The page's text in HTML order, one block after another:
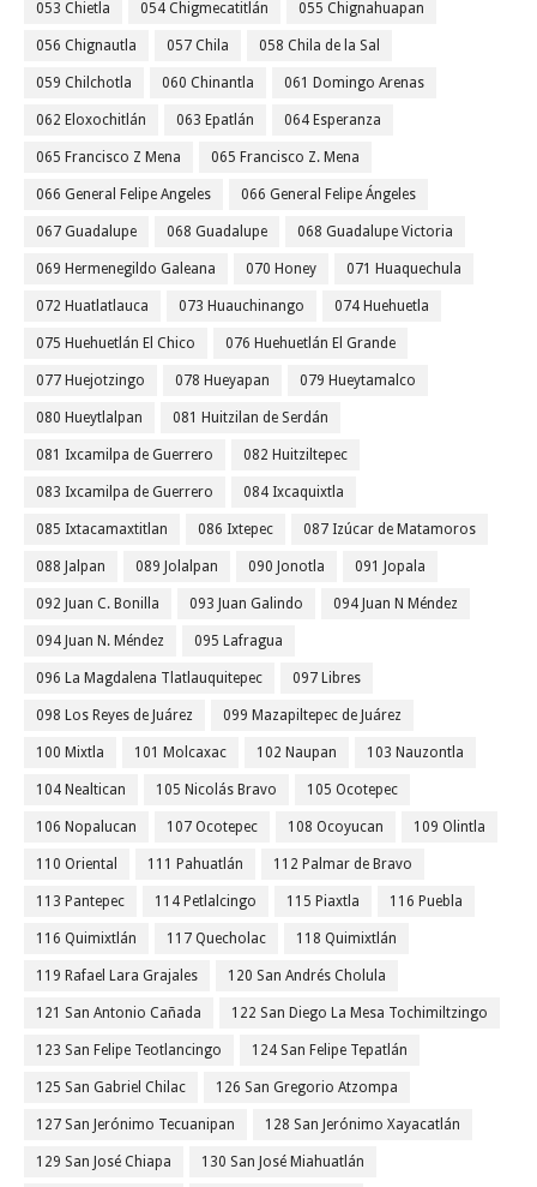
053 Chietla 054 Chigmecatitlán 055 Chignahuapan
056 Chignautla 057 Chila 058 Chila de la Sal
059 Chilchotla 060 Chinantla 061 Domingo Arenas
062 Eloxochitlán 063 Epatlán 064 Esperanza
065 Francisco Z Mena 065 Francisco Z. Mena
066 General Felipe Angeles 066 General Felipe Ángeles
067 Guadalupe 068 Guadalupe 068 Guadalupe Victoria
069 Hermenegildo Galeana 070 Honey 071 Huaquechula
072 Huatlatlauca 073 Huauchinango 074 Huehuetla
075 Huehuetlán El Chico 076 Huehuetlán El Grande
077 Huejotzingo 078 Hueyapan 079 Hueytamalco
080 Hueytlalpan 081 Huitzilan de Serdán
081 Ixcamilpa de Guerrero 082 Huitziltepec
083 Ixcamilpa de Guerrero 084 Ixcaquixtla
085 Ixtacamaxtitlan 086 Ixtepec 087 Izúcar de Matamoros
088 Jalpan 089 Jolalpan 090 Jonotla 091 Jopala
092 Juan C. Bonilla 093 Juan Galindo 094 Juan N Méndez
094 Juan N. Méndez 095 Lafragua
096 La Magdalena Tlatlauquitepec 097 Libres
098 Los Reyes de Juárez 099 Mazapiltepec de Juárez
100 Mixtla 101 Molcaxac 102 Naupan 103 Nauzontla
104 Nealtican 105 Nicolás Bravo 105 Ocotepec
106 Nopalucan 107 Ocotepec 108 Ocoyucan 109 Olintla
110 Oriental 111 Pahuatlán 112 Palmar de Bravo
113 Pantepec 114 Petlalcingo 115 Piaxtla 116 Puebla
116 Quimixtlán 117 Quecholac 118 Quimixtlán
119 Rafael Lara Grajales 120 San Andrés Cholula
121 San Antonio Cañada 122 San Diego La Mesa Tochimiltzingo
123 San Felipe Teotlancingo 124 San Felipe Tepatlán
125 San Gabriel Chilac 126 San Gregorio Atzompa
127 San Jerónimo Tecuanipan 128 San Jerónimo Xayacatlán
129 San José Chiapa 130 San José Miahuatlán